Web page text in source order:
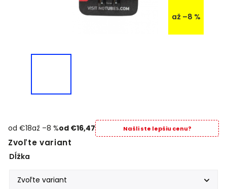
až –8 %
od €18až –8 %od €16,47 Našli ste lepšiu cenu?
Zvoľte variant
Dĺžka